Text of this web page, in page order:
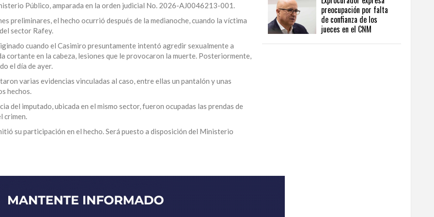
Público, amparada en la orden judicial No. 2026-AJ0046213-001.
preliminares, el hecho ocurrió después de la medianoche, cuando la víctima
sector Rafey.
cuando el Casimiro presuntamente intentó agredir sexualmente a
cortante en la cabeza, lesiones que le provocaron la muerte. Posteriormente,
el día de ayer.
varias evidencias vinculadas al caso, entre ellas un pantalón y unas
hechos.
del imputado, ubicada en el mismo sector, fueron ocupadas las prendas de
crimen.
su participación en el hecho. Será puesto a disposición del Ministerio
preocupación por falta
de confianza de los
jueces en el CNM